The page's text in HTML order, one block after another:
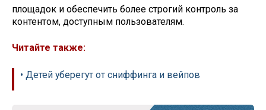
площадок и обеспечить более строгий контроль за
контентом, доступным пользователям.
Читайте также:
• Детей уберегут от сниффинга и вейпов